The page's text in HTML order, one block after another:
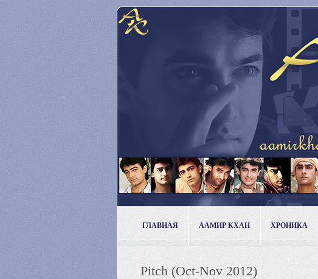
ГЛАВНАЯ ААМИР КХАН ХРОНИКА
Pitch (Oct-Nov 2012)